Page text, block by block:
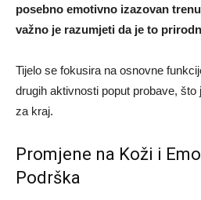
posebno emotivno izazovan
važno je razumjeti da je to
Tijelo se fokusira na osnovne
drugih aktivnosti poput probave, što
za kraj.
Promjene na Koži i
Podrška